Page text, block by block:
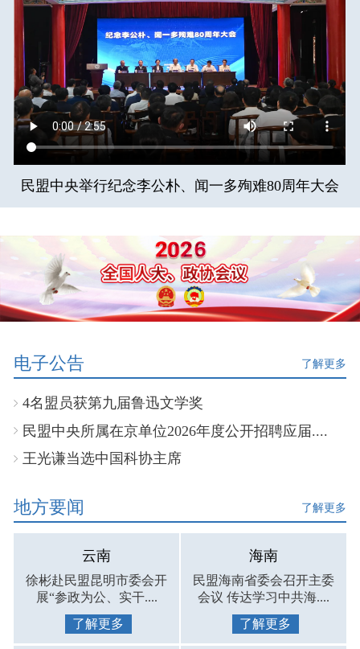
民盟中央举行纪念李公朴、闻一多殉难80周年大会
电子公告 了解更多
4名盟员获第九届鲁迅文学奖
民盟中央所属在京单位2026年度公开招聘应届....
王光谦当选中国科协主席
地方要闻 了解更多
云南
徐彬赴民盟昆明市委会开
展“参政为公、实干....
了解更多
海南
民盟海南省委会召开主委
会议 传达学习中共海....
了解更多